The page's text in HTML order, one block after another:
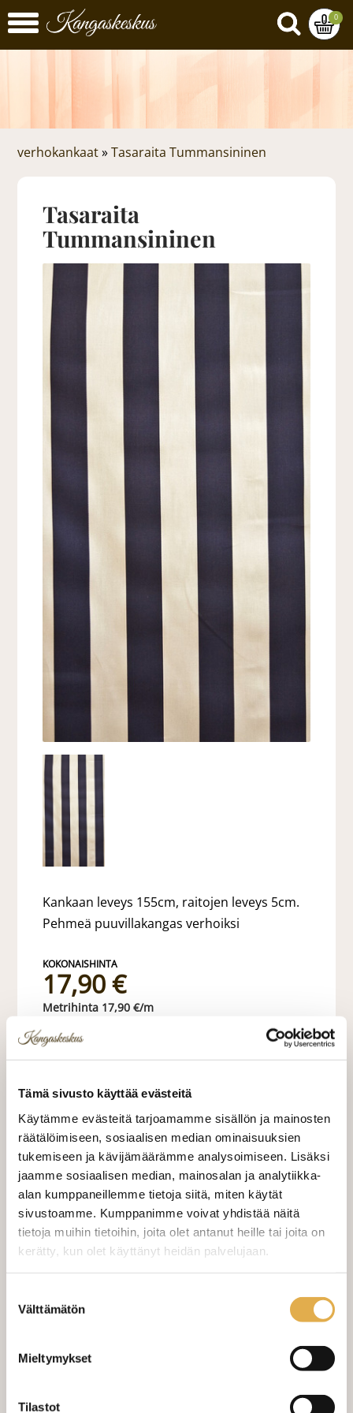
Tämä sivusto käyttää evästeitä
Käytämme evästeitä tarjoamamme sisällön ja mainosten
räätälöimiseen, sosiaalisen median ominaisuuksien
tukemiseen ja kävijämäärämme analysoimiseen. Lisäksi
jaamme sosiaalisen median, mainosalan ja analytiikka-
alan kumppaneillemme tietoja siitä, miten käytät
sivustoamme. Kumppanimme voivat yhdistää näitä
tietoja muihin tietoihin, joita olet antanut heille tai joita on
kerätty, kun olet käyttänyt heidän palvelujaan.
valinta
Välttämätön
Mieltymykset
Tilastot
0
verhokankaat »Tasaraita Tummansininen
Tasaraita
Tummansininen
Kankaan leveys 155cm, raitojen leveys 5cm.
Pehmeä puuvillakangas verhoiksi
17,90 €
17,90 €/m
VALITSE KANKAAN PITUUS
LISÄÄ OSTOSKORIIN
Tilaa näytepala kankaasta
Näytepalan hinta 1,50 €. Koko n. 10x10 cm.
Valitse mukaan ompelupalvelu
(sis. työn ja tarvikkeet)
+ 22,00 €
Purjerengasverho leveys max 150
+ 42,00 €
+ 4,00 €